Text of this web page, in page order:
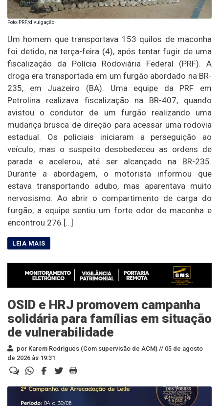
Foto: PRF/divulgação
Um homem que transportava 153 quilos de maconha
foi detido, na terça-feira (4), após tentar fugir de uma
fiscalização da Polícia Rodoviária Federal (PRF). A
droga era transportada em um furgão abordado na BR-
235, em Juazeiro (BA). Uma equipe da PRF em
Petrolina realizava fiscalização na BR-407, quando
avistou o condutor de um furgão realizando uma
mudança brusca de direção para acessar uma rodovia
estadual. Os policiais iniciaram a perseguição ao
veículo, mas o suspeito desobedeceu as ordens de
parada e acelerou, até ser alcançado na BR-235.
Durante a abordagem, o motorista informou que
estava transportando adubo, mas aparentava muito
nervosismo. Ao abrir o compartimento de carga do
furgão, a equipe sentiu um forte odor de maconha e
encontrou 276 […]
OSID e HRJ promovem campanha
solidária para famílias em situação
de vulnerabilidade
por Karem Rodrigues (Com supervisão de ACM) // 05 de agosto
de 2026 às 19:31